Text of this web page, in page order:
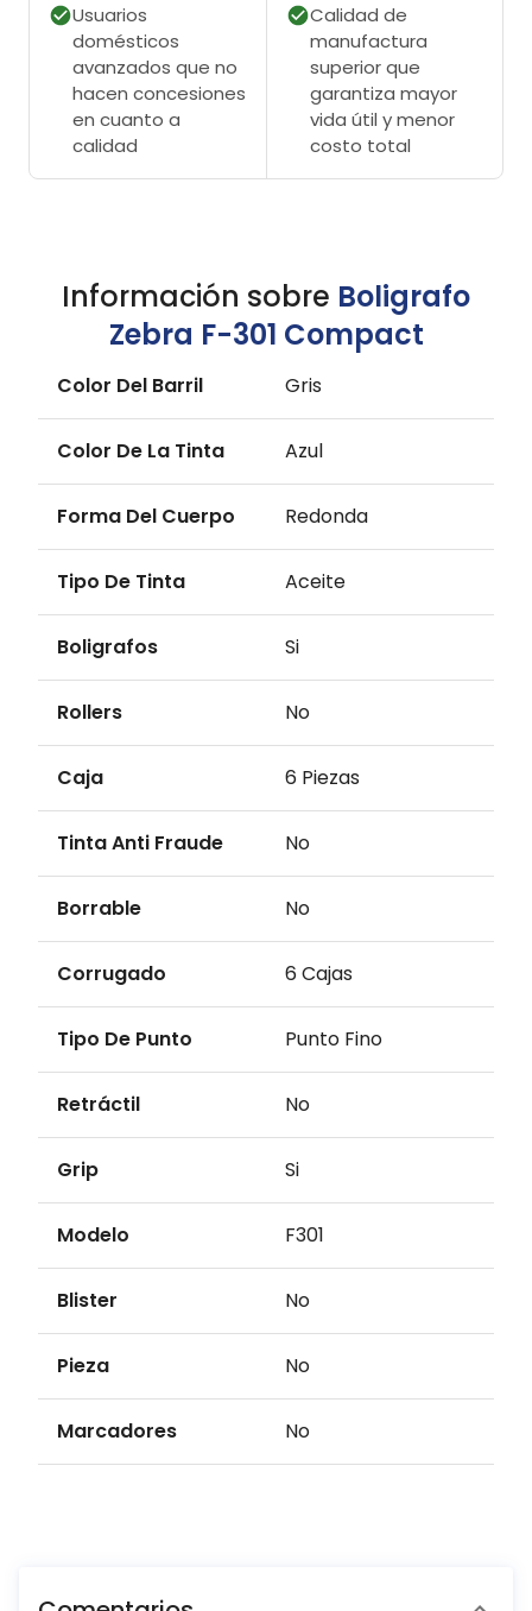
Usuarios
domésticos
avanzados que no
hacen concesiones
en cuanto a
calidad
Calidad de
manufactura
superior que
garantiza mayor
vida útil y menor
costo total
Información sobre Boligrafo
Zebra F-301 Compact
Color Del Barril Gris
Color De La Tinta Azul
Forma Del Cuerpo Redonda
Tipo De Tinta Aceite
Boligrafos Si
Rollers No
Caja 6 Piezas
Tinta Anti Fraude No
Borrable No
Corrugado 6 Cajas
Tipo De Punto Punto Fino
Retráctil No
Grip Si
Modelo F301
Blister No
Pieza No
Marcadores No